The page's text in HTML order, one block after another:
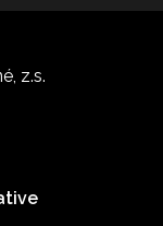
z.s.